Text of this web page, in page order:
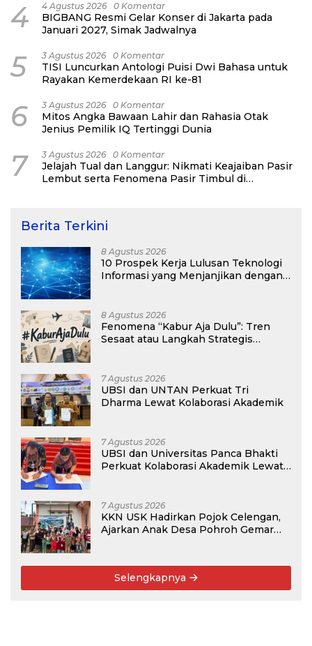
4 4 Agustus 2026 0 Komentar
BIGBANG Resmi Gelar Konser di Jakarta pada
Januari 2027, Simak Jadwalnya
5 3 Agustus 2026 0 Komentar
TISI Luncurkan Antologi Puisi Dwi Bahasa untuk
Rayakan Kemerdekaan RI ke-81
6 3 Agustus 2026 0 Komentar
Mitos Angka Bawaan Lahir dan Rahasia Otak
Jenius Pemilik IQ Tertinggi Dunia
7 3 Agustus 2026 0 Komentar
Jelajah Tual dan Langgur: Nikmati Keajaiban Pasir
Lembut serta Fenomena Pasir Timbul di
Berita Terkini
8 Agustus 2026
10 Prospek Kerja Lulusan Teknologi
Informasi yang Menjanjikan dengan
8 Agustus 2026
Fenomena “Kabur Aja Dulu”: Tren
Sesaat atau Langkah Strategis
7 Agustus 2026
UBSI dan UNTAN Perkuat Tri
Dharma Lewat Kolaborasi Akademik
7 Agustus 2026
UBSI dan Universitas Panca Bhakti
Perkuat Kolaborasi Akademik Lewat
7 Agustus 2026
KKN USK Hadirkan Pojok Celengan,
Ajarkan Anak Desa Pohroh Gemar
Selengkapnya